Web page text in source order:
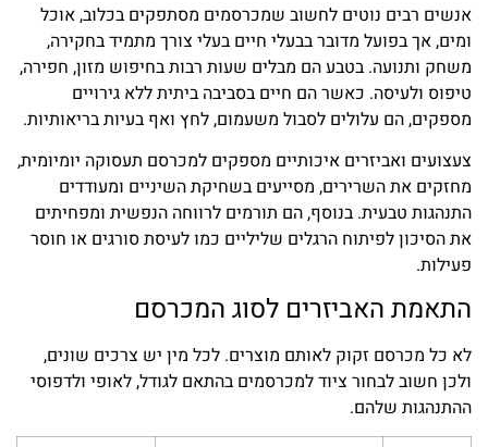
אנשים רבים נוטים לחשוב שמכרסמים מסתפקים בכלוב, אוכל
ומים, אך בפועל מדובר בבעלי חיים בעלי צורך מתמיד בחקירה,
משחק ותנועה. בטבע הם מבלים שעות רבות בחיפוש מזון, חפירה,
טיפוס ולעיסה. כאשר הם חיים בסביבה ביתית ללא גירויים
מספקים, הם עלולים לסבול משעמום, לחץ ואף בעיות בריאותיות.
צעצועים ואביזרים איכותיים מספקים למכרסם תעסוקה יומיומית,
מחזקים את השרירים, מסייעים בשחיקת השיניים ומעודדים
התנהגות טבעית. בנוסף, הם תורמים לרווחה הנפשית ומפחיתים
את הסיכון לפיתוח הרגלים שליליים כמו לעיסת סורגים או חוסר
פעילות.
התאמת האביזרים לסוג המכרסם
לא כל מכרסם זקוק לאותם מוצרים. לכל מין יש צרכים שונים,
ולכן חשוב לבחור ציוד למכרסמים בהתאם לגודל, לאופי ולדפוסי
ההתנהגות שלהם.